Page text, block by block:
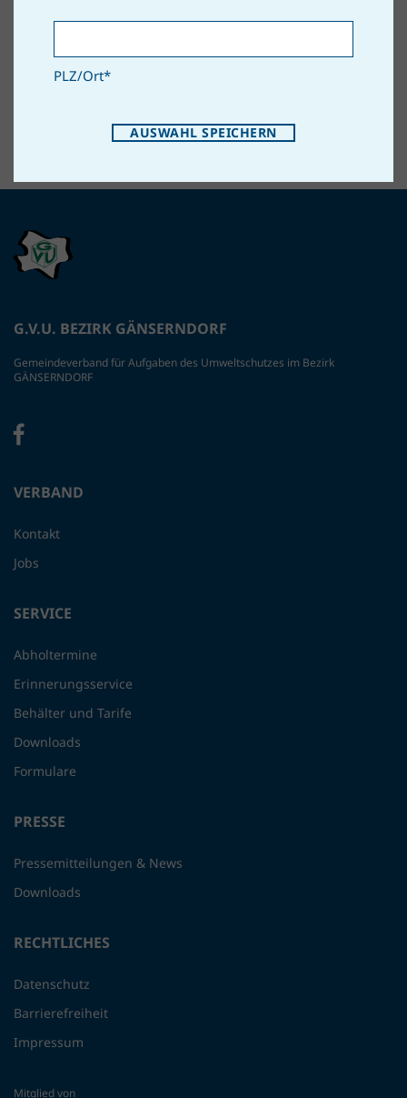
G.V.U. BEZIRK GÄNSERNDORF
Gemeindeverband für Aufgaben des Umweltschutzes im Bezirk
GÄNSERNDORF
VERBAND
Kontakt
Jobs
SERVICE
Abholtermine
Erinnerungsservice
Behälter und Tarife
Downloads
Formulare
PRESSE
Pressemitteilungen & News
Downloads
RECHTLICHES
Datenschutz
Barrierefreiheit
Impressum
PLZ/Ort*
AUSWAHL SPEICHERN